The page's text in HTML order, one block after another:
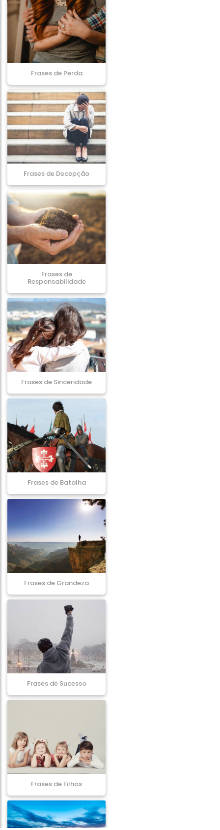
Frases de Perda
Frases de Decepção
Frases de
Responsabilidade
Frases de Sinceridade
Frases de Batalha
Frases de Grandeza
Frases de Sucesso
Frases de Filhos